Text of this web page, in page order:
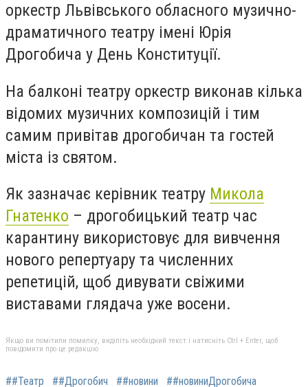
оркестр Львівського обласного музично-
драматичного театру імені Юрія
Дрогобича у День Конституції.
На балконі театру оркестр виконав кілька
відомих музичних композицій і тим
самим привітав дрогобичан та гостей
міста із святом.
Як зазначає керівник театру Микола
Гнатенко – дрогобицький театр час
карантину використовує для вивчення
нового репертуару та численних
репетицій, щоб дивувати свіжими
виставами глядача уже восени.
Якщо ви помітили помилку, виділіть необхідний текст і натисніть Ctrl + Enter, щоб
повідомити про це редакцію
##Театр ##Дрогобич ##новини
##новиниДрогобича